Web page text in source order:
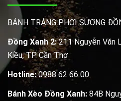
BÁNH TRÁNG PHƠI SƯƠNG
Đồng Xanh 2:211 Nguyễn Văn
Kiều, TP. Cần Thơ
Hotline:0988 62 66 00
Bánh Xèo Đồng Xanh: 84B